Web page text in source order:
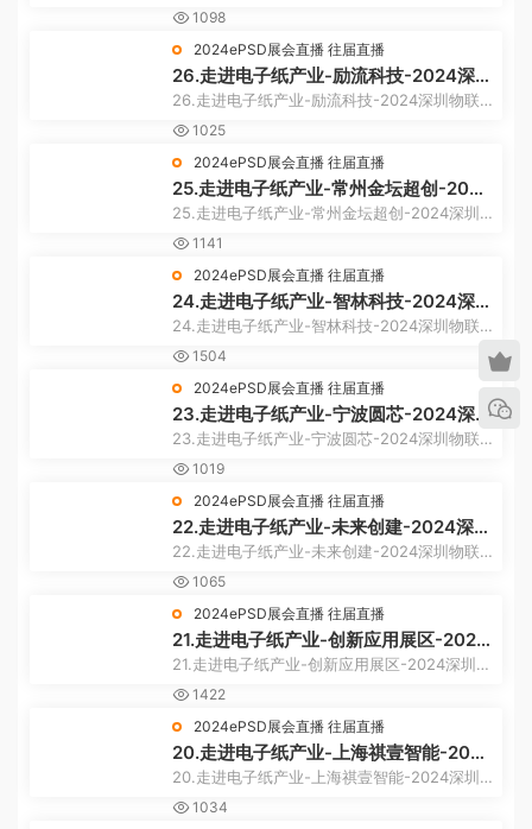
展 1098
2024ePSD展会直播 往届直播
26.走进电子纸产业-励流科技-2024深圳
物联网展
26.走进电子纸产业-励流科技-2024深圳物联
网展1025
2024ePSD展会直播 往届直播
25.走进电子纸产业-常州金坛超创-2024
深圳物联网展
25.走进电子纸产业-常州金坛超创-2024深圳
物联网展
1141
2024ePSD展会直播 往届直播
24.走进电子纸产业-智林科技-2024深圳
物联网展
24.走进电子纸产业-智林科技-2024深圳物联
网展1504
2024ePSD展会直播 往届直播
23.走进电子纸产业-宁波圆芯-2024深圳
物联网展
23.走进电子纸产业-宁波圆芯-2024深圳物联
网展1019
2024ePSD展会直播 往届直播
22.走进电子纸产业-未来创建-2024深圳
物联网展
22.走进电子纸产业-未来创建-2024深圳物联
网展1065
2024ePSD展会直播 往届直播
21.走进电子纸产业-创新应用展区-2024
深圳物联网展
21.走进电子纸产业-创新应用展区-2024深圳物
联网展
1422
2024ePSD展会直播 往届直播
20.走进电子纸产业-上海祺壹智能-2024
深圳物联网展
20.走进电子纸产业-上海祺壹智能-2024深圳
物联网展
1034